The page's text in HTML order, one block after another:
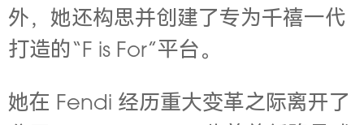
外，她还构思并创建了专为千禧一代
打造的“F is For”平台。
她在 Fendi 经历重大变革之际离开了